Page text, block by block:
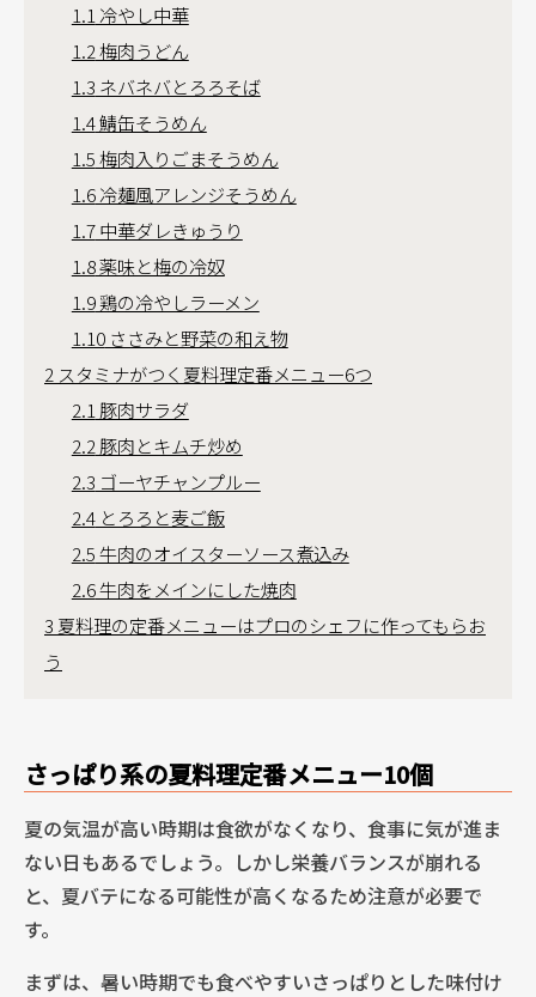
1.1 冷やし中華
1.2梅肉うどん
1.3 ネバネバとろろそば
1.4鯖缶そうめん
1.5梅肉入りごまそうめん
1.6冷麺風アレンジそうめん
1.7中華ダレきゅうり
1.8薬味と梅の冷奴
1.9鶏の冷やしラーメン
1.10ささみと野菜の和え物
2 スタミナがつく夏料理定番メニュー6つ
2.1 豚肉サラダ
2.2 豚肉とキムチ炒め
2.3 ゴーヤチャンプルー
2.4とろろと麦ご飯
2.5牛肉のオイスターソース煮込み
2.6牛肉をメインにした焼肉
3 夏料理の定番メニューはプロのシェフに作ってもらお
う
さっぱり系の夏料理定番メニュー10個
夏の気温が高い時期は食欲がなくなり、食事に気が進ま
ない日もあるでしょう。しかし栄養バランスが崩れる
と、夏バテになる可能性が高くなるため注意が必要で
す。
まずは、暑い時期でも食べやすいさっぱりとした味付け